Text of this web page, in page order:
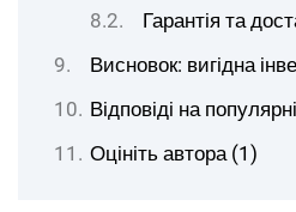
Гарантія та
Висновок: вигідна
Відповіді на
Оцініть автора (1)